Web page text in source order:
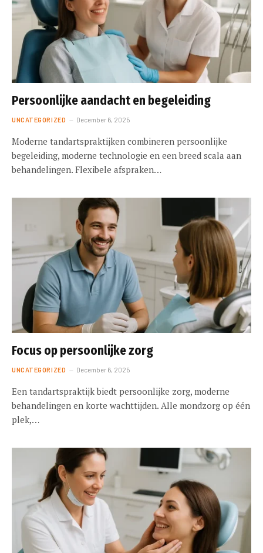
Persoonlijke aandacht en begeleiding
UNCATEGORIZED December 6, 2025
Moderne tandartspraktijken combineren persoonlijke
begeleiding, moderne technologie en een breed scala aan
behandelingen. Flexibele afspraken…
Focus op persoonlijke zorg
UNCATEGORIZED December 6, 2025
Een tandartspraktijk biedt persoonlijke zorg, moderne
behandelingen en korte wachttijden. Alle mondzorg op één
plek,…